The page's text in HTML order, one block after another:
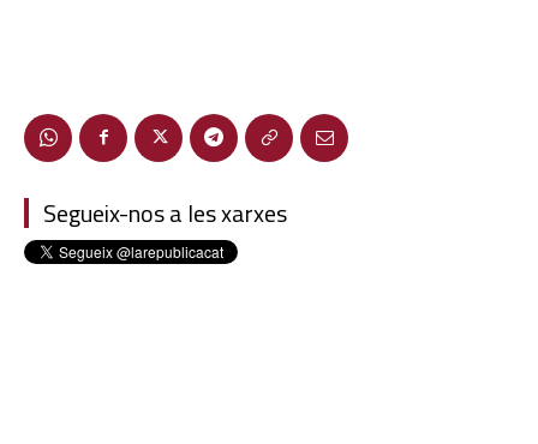
Segueix-nos a les xarxes